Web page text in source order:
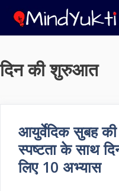
Skip
content
दिन की शुरुआत
आयुर्वेदिक सुबह की
स्पष्टता के साथ
लिए 10 अभ्यास